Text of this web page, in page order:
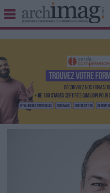
BIBLIOTHÈQUE ÉDITION
UNIVERS DATA
TRAVAIL COLLABORATIF
VIE NUMÉRIQUE
NUMÉRIQUE RESPONSABLE